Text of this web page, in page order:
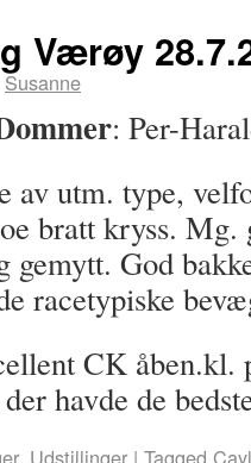
Værøy
Susanne
: Per-
av utm. type,
bratt kryss.
gemytt. God
racetypiske
CK åben.kl.
havde de
, Udstillinger | Tagged